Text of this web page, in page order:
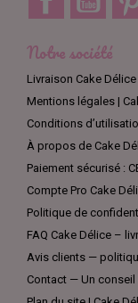
Notre société
Livraison Cake
Mentions légales |
Conditions
À propos de Cake
Paiement sécurisé :
Compte Pro Cake
Politique de
FAQ Cake Délice –
Avis clients —
Contact — Un